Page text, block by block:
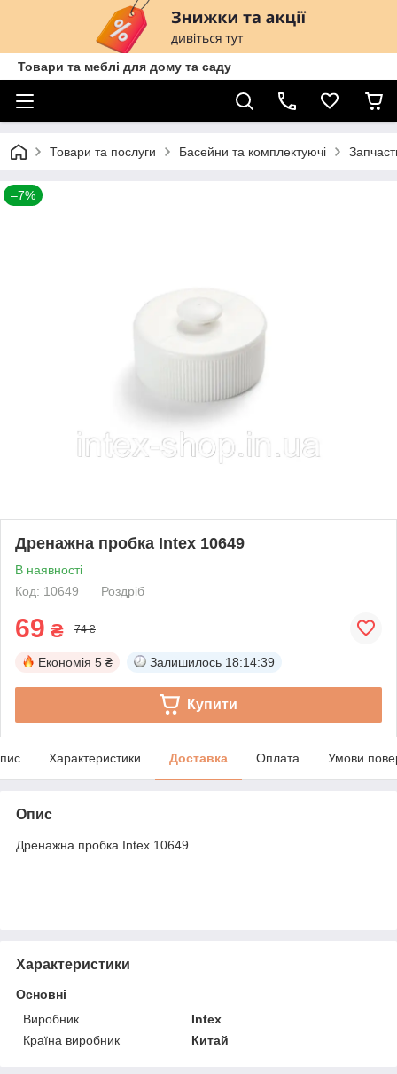
Товари та меблі для дому та саду
Товари та послуги Басейни та комплектуючі
–7%
Дренажна пробка Intex 10649
В наявності
Код: 10649
Роздріб
69 ₴ 74 ₴
Економія 5 ₴ Залишилось 18:14:38
Купити
Характеристики Доставка Оплата Умови
Опис
Дренажна пробка Intex 10649
Характеристики
Основні
Виробник
Intex
Країна виробник
Китай